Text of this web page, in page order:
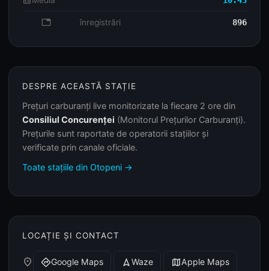
database înregistrări 896
DESPRE ACEASTĂ STAȚIE
Prețuri carburanți live monitorizate la fiecare 2 ore din
Consiliul Concurenței (Monitorul Prețurilor Carburanți).
Prețurile sunt raportate de operatorii stațiilor și
verificate prin canale oficiale.
Toate stațiile din Otopeni →
LOCAȚIE ȘI CONTACT
place directionsGoogle Maps navigation Waze mapApple Maps